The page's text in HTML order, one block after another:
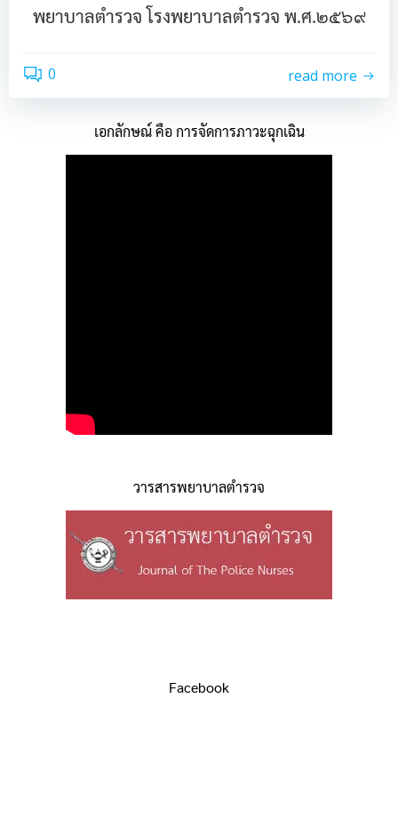
พยาบาลตำรวจ โรงพยาบาลตำรวจ พ.ศ.๒๕๖๙
0 read more
เอกลักษณ์ คือ การจัดการภาวะฉุกเฉิน
วารสารพยาบาลตำรวจ
Facebook